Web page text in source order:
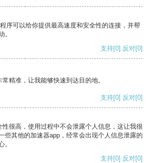
序可以给你提供最高速度和安全性的连接，并帮
。
支持[0] 反对[0]
精准，让我能够快速到达目的地。
支持[0] 反对[0]
性很高，使用过程中不会泄露个人信息，这让我很
些其他的加速器app，经常会出现个人信息泄露的
。
支持[0] 反对[0]